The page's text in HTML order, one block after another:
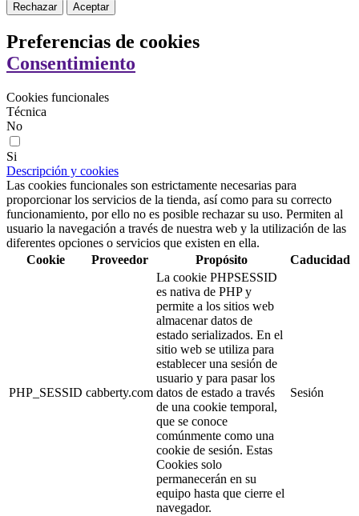
Rechazar Aceptar
Preferencias de cookies
Consentimiento
Cookies funcionales
Técnica
No
Si
Descripción y cookies
Las cookies funcionales son estrictamente necesarias para
proporcionar los servicios de la tienda, así como para su correcto
funcionamiento, por ello no es posible rechazar su uso. Permiten al
usuario la navegación a través de nuestra web y la utilización de las
diferentes opciones o servicios que existen en ella.
Cookie
Proveedor Propósito Caducidad
PHP_SESSID cabberty.com
La cookie PHPSESSID
es nativa de PHP y
permite a los sitios web
almacenar datos de
estado serializados. En el
sitio web se utiliza para
establecer una sesión de
usuario y para pasar los
datos de estado a través
de una cookie temporal,
que se conoce
comúnmente como una
cookie de sesión. Estas
Cookies solo
permanecerán en su
equipo hasta que cierre el
navegador.
Sesión